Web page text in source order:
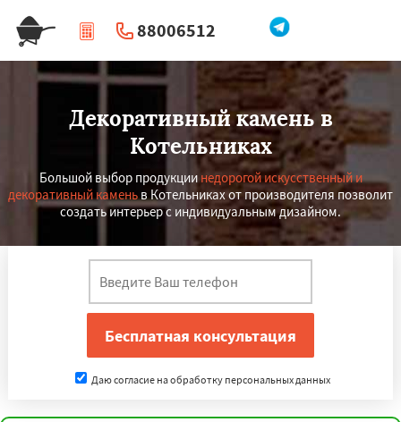
88006512
| Перезвоните мне
Декоративный камень в
Котельниках
Большой выбор продукции недорогой искусственный и
декоративный каменьв Котельниках от производителя позволит
создать интерьер с индивидуальным дизайном.
Даю согласие на обработку персональных данных